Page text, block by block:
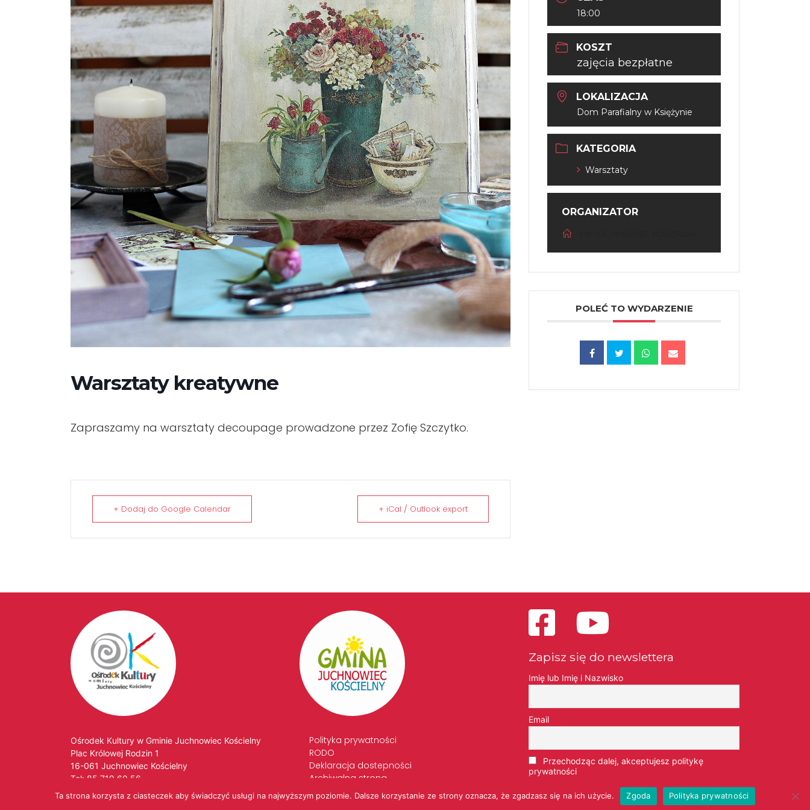
Warsztaty kreatywne
Zapraszamy na warsztaty decoupage prowadzone przez Zofię Szczytko.
+ Dodaj do Google Calendar + iCal / Outlook export
18:00
KOSZT
zajęcia bezpłatne
LOKALIZACJA
Dom Parafialny w Księżynie
KATEGORIA
Warsztaty
ORGANIZATOR
POLEĆ TO WYDARZENIE
Ośrodek Kultury w Gminie Juchnowiec Kościelny
Plac Królowej Rodzin 1
16-061 Juchnowiec Kościelny
Tel: 85 719 60 56
Tel. kom:
530 453 059
ok@okjuchnowiec.pl
Polityka prywatności
RODO
Deklaracja dostepności
Archiwalna strona
Standardy Ochrony Małoletnich
Zapisz się do newslettera
Imię lub Imię i Nazwisko
Email
Przechodząc dalej, akceptujesz politykę
prywatności
Ta strona korzysta z ciasteczek aby świadczyć usługi na najwyższym poziomie. Dalsze korzystanie ze strony oznacza, że zgadzasz się na ich użycie. Zgoda Polityka prywatności